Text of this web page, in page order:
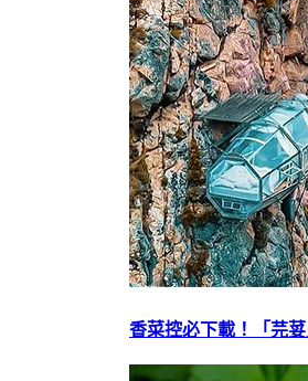
香菜控必下載！「芫